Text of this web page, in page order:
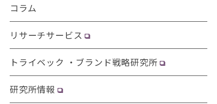
コラム
リサーチサービス
トライベック ・ブランド戦略研究所
研究所情報